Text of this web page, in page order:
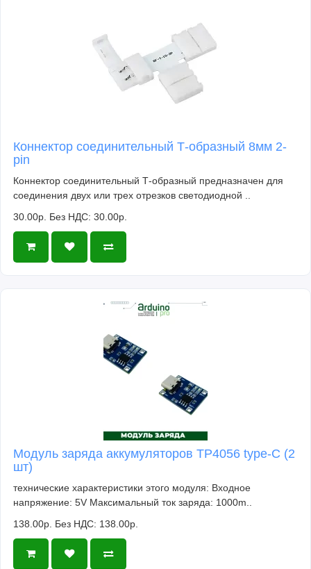
Коннектор соединительный Т-образный 8мм 2-
pin
Коннектор соединительный Т-образный предназначен для
соединения двух или трех отрезков светодиодной ..
30.00р. Без НДС: 30.00р.
Модуль заряда аккумуляторов TP4056 type-C (2
шт)
технические характеристики этого модуля: Входное
напряжение: 5V Максимальный ток заряда: 1000m..
138.00р. Без НДС: 138.00р.